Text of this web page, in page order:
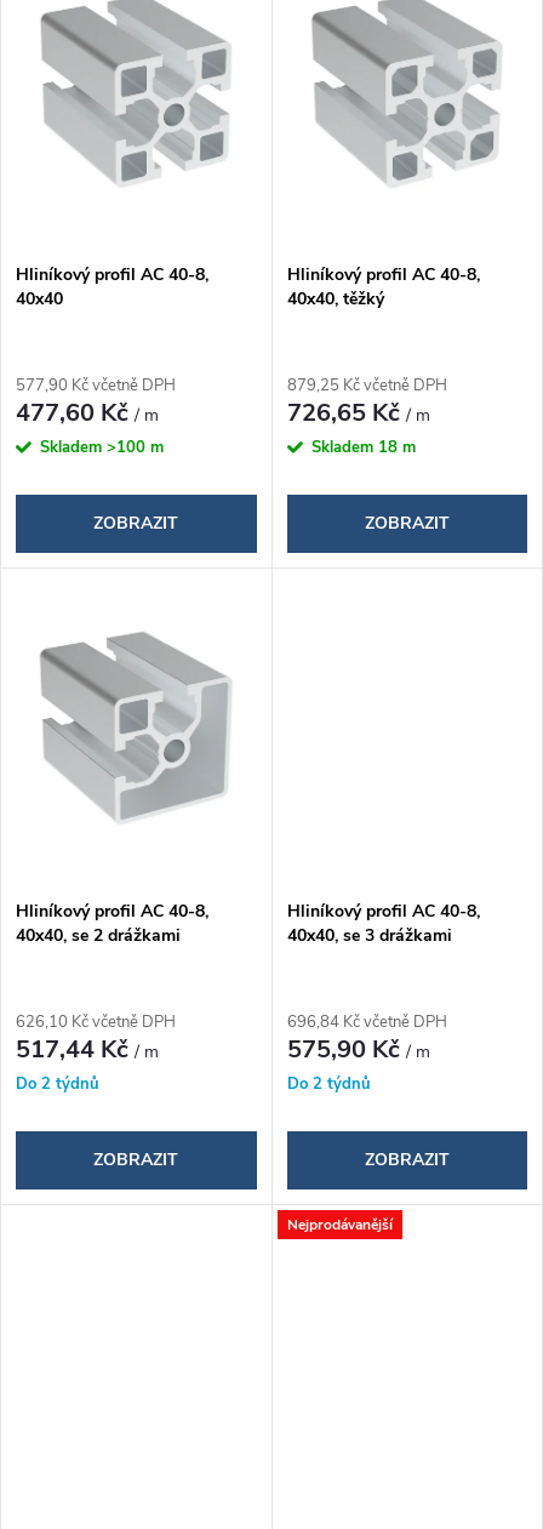
r
d
u
k
ů
Nejprodávanější
Abecedně
p
r
o
d
u
k
ů
Hliníkový profil AC 40-8,
40x40
577,90 Kč včetně DPH
477,60 Kč/ m
Skladem >100 m
ZOBRAZIT
Hliníkový profil AC 40-8,
40x40, těžký
879,25 Kč včetně DPH
726,65 Kč/ m
Skladem 18 m
ZOBRAZIT
Hliníkový profil AC 40-8,
40x40, se 2 drážkami
626,10 Kč včetně DPH
517,44 Kč/ m
Do 2 týdnů
ZOBRAZIT
Hliníkový profil AC 40-8,
40x40, se 3 drážkami
696,84 Kč včetně DPH
575,90 Kč/ m
Do 2 týdnů
ZOBRAZIT
Nejprodávanější